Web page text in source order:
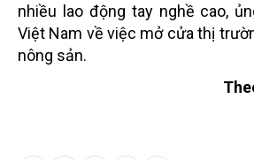
nhiều lao động tay nghề cao,
Việt Nam về việc mở cửa thị
nông sản.